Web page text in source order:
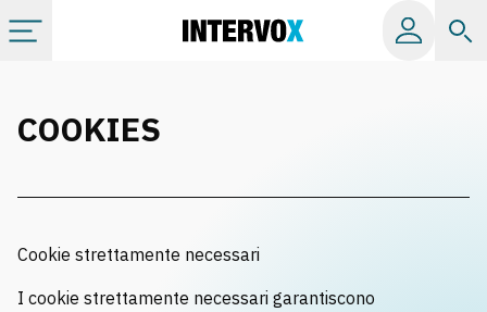
Playlist
COOKIES
Cookie strettamente necessari
I cookie strettamente necessari garantiscono